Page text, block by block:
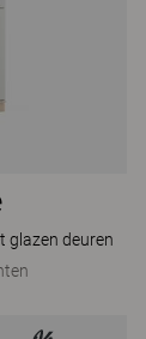
glazen deuren